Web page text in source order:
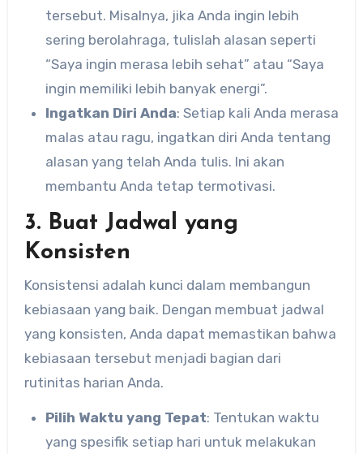
tersebut. Misalnya, jika Anda ingin lebih
sering berolahraga, tulislah alasan seperti
“Saya ingin merasa lebih sehat” atau “Saya
ingin memiliki lebih banyak energi”.
Ingatkan Diri Anda: Setiap kali Anda merasa
malas atau ragu, ingatkan diri Anda tentang
alasan yang telah Anda tulis. Ini akan
membantu Anda tetap termotivasi.
3. Buat Jadwal yang
Konsisten
Konsistensi adalah kunci dalam membangun
kebiasaan yang baik. Dengan membuat jadwal
yang konsisten, Anda dapat memastikan bahwa
kebiasaan tersebut menjadi bagian dari
rutinitas harian Anda.
Pilih Waktu yang Tepat: Tentukan waktu
yang spesifik setiap hari untuk melakukan